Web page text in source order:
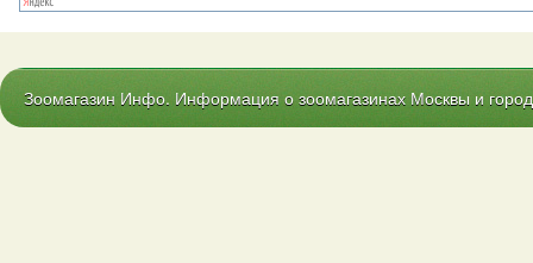
Зоомагазин Инфо. Информация о зоомагазинах Москвы и